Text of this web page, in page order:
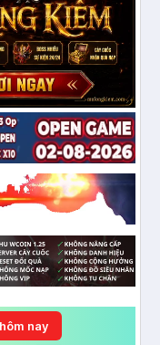
nay